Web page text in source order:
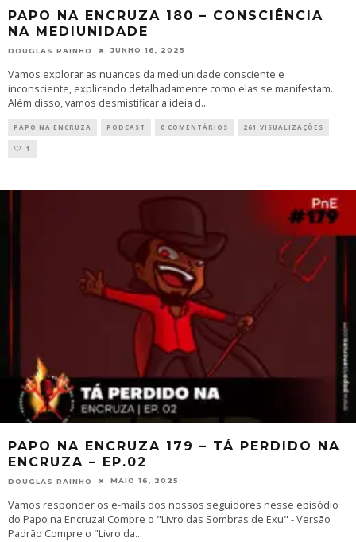
PAPO NA ENCRUZA 180 – CONSCIÊNCIA
NA MEDIUNIDADE
DOUGLAS RAINHO JUNHO 16, 2025
Vamos explorar as nuances da mediunidade consciente e
inconsciente, explicando detalhadamente como elas se manifestam.
Além disso, vamos desmistificar a ideia d...
PAPO NA ENCRUZA PODCAST 0 COMENTÁRIOS 261 VISUALIZAÇÕES
1
PAPO NA ENCRUZA 179 – TÁ PERDIDO NA
ENCRUZA – EP.02
DOUGLAS RAINHO MAIO 16, 2025
Vamos responder os e-mails dos nossos seguidores nesse episódio
do Papo na Encruza! Compre o "Livro das Sombras de Exu" - Versão
Padrão Compre o "Livro da...